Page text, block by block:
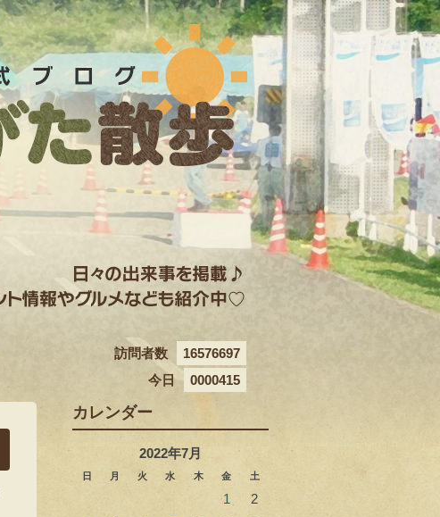
訪問者数
16576697
今日
0000415
カレンダー
2022年7月
日 月 火 水 木 金 土
1
2